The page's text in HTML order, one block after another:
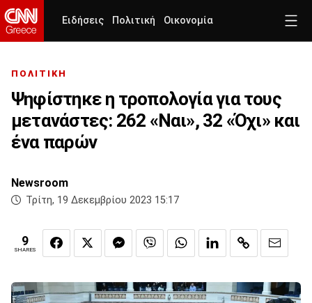
Ειδήσεις Πολιτική Οικονομία
ΠΟΛΙΤΙΚΗ
Ψηφίστηκε η τροπολογία για τους
μετανάστες: 262 «Ναι», 32 «Όχι» και
ένα παρών
Newsroom
Τρίτη, 19 Δεκεμβρίου 2023 15:17
9
SHARES